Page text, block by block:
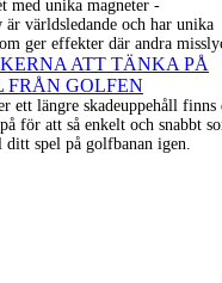
med unika magneter -
världsledande och har unika
ger effekter där andra
ATT TÄNKA PÅ
FRÅN GOLFEN
ett längre skadeuppehåll finns
för att så enkelt och snabbt
spel på golfbanan igen.